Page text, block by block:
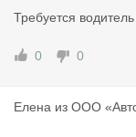
Требуется
0 0
Елена из ООО